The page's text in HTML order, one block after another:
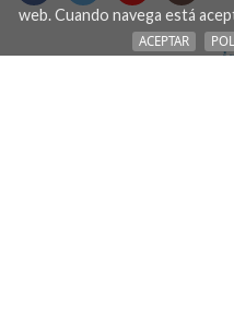
web. Cuando navega está
ACEPTAR